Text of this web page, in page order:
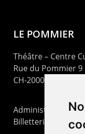
LE POMMIER
Théâtre – Centre
Rue du Pommier 9
CH-2000 Neuchâtel
Administration :
Billetterie : +41 32